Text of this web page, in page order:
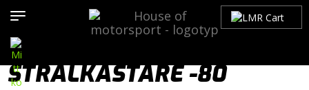
>Bilmärken>Volvo>200-Serien>Belysning>
Strålkastare -80
STRÅLKASTARE -80